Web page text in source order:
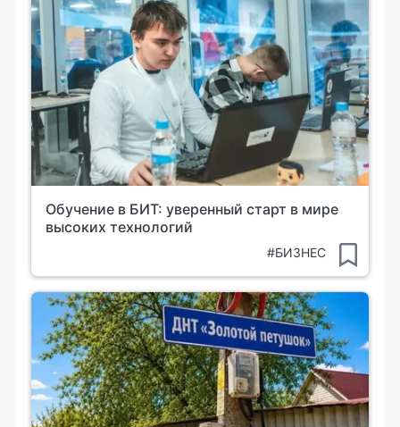
Обучение в БИТ: уверенный старт в мире
высоких технологий
#БИЗНЕС